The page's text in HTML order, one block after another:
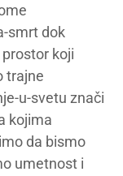
smrt dok
koji
trajne
u-svetu znači
kojima
da bismo
umetnost i